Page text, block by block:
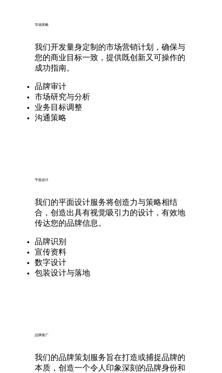
我们开发量身定制的市场营销计划，确保与
您的商业目标一致，提供既创新又可操作的
成功指南。
​品牌审计
市场研究与分析
业务目标调整
沟通策略
市场策略
我们的平面设计服务将创造力与策略相结
合，创造出具有视觉吸引力的设计，有效地
传达您的品牌信息。
品牌识别
宣传资料
数字设计
包装设计与落地
平面设计
我们的品牌策划服务旨在打造或捕捉品牌的
本质，创造一个令人印象深刻的品牌身份和
品牌推广